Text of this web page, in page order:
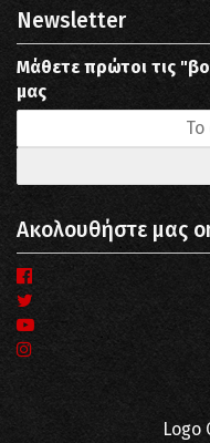
Newsletter
Μάθετε πρώτοι τις
μας
Ακολουθήστε μας